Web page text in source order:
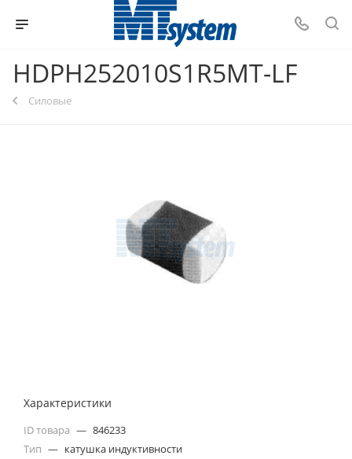
HDPH252010S1R5MT-LF
Силовые
Характеристики
ID товара — 846233
Тип — катушка индуктивности